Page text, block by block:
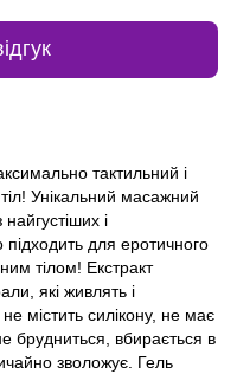
тактильний і
Унікальний масажний
і
підходить для еротичного
тілом! Екстракт
які живлять і
містить силікону, не має
брудниться, вбирається в
зволожує. Гель